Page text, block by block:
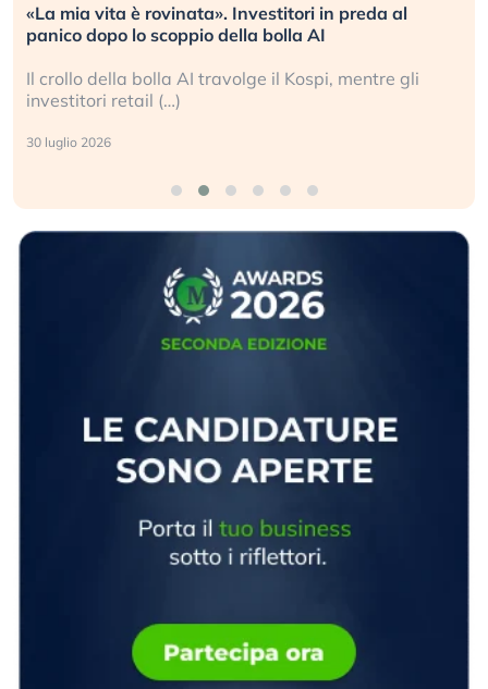
in preda al
bolla AI
il Kospi, mentre gli
Quando la finanza pesa più
L’America sta ripetendo gli
La ricchezza mondiale